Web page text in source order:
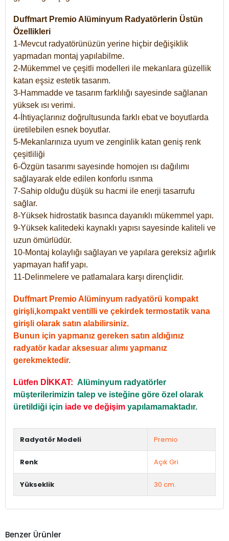
Duffmart Premio Alüminyum Radyatörlerin Üstün
Özellikleri
1-Mevcut radyatörünüzün yerine hiçbir değişiklik
yapmadan montaj yapılabilme.
2-Mükemmel ve çeşitli modelleri ile mekanlara güzellik
katan eşsiz estetik tasarım.
3-Hammadde ve tasarım farklılığı sayesinde sağlanan
yüksek ısı verimi.
4-İhtiyaçlarınız doğrultusunda farklı ebat ve boyutlarda
üretilebilen esnek boyutlar.
5-Mekanlarınıza uyum ve zenginlik katan geniş renk
çeşitliliği
6-Özgün tasarımı sayesinde homojen ısı dağılımı
sağlayarak elde edilen konforlu ısınma
7-Sahip olduğu düşük su hacmi ile enerji tasarrufu
sağlar.
8-Yüksek hidrostatik basınca dayanıklı mükemmel yapı.
9-Yüksek kalitedeki kaynaklı yapısı sayesinde kaliteli ve
uzun ömürlüdür.
10-Montaj kolaylığı sağlayan ve yapılara gereksiz ağırlık
yapmayan hafif yapı.
11-Delinmelere ve patlamalara karşı dirençlidir.
Duffmart Premio Alüminyum radyatörü kompakt
girişli,kompakt ventilli ve çekirdek termostatik vana
girişli olarak satın alabilirsiniz.
Bunun için yapmanız gereken satın aldığınız
radyatör kadar aksesuar alımı yapmanız
gerekmektedir.
Lütfen DİKKAT: Alüminyum radyatörler
müşterilerimizin talep ve isteğine göre özel olarak
üretildiği için iade ve değişim yapılamamaktadır.
Radyatör Modeli Premio
Renk Açık Gri
Yükseklik 30 cm.
Benzer Ürünler